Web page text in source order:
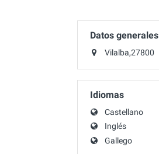
Datos generales
Vilalba,27800
Idiomas
Castellano
Inglés
Gallego